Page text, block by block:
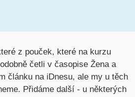
z pouček, které na kurzu
četli v časopise Žena a
článku na iDnesu, ale my u těch
Přidáme další - u některých